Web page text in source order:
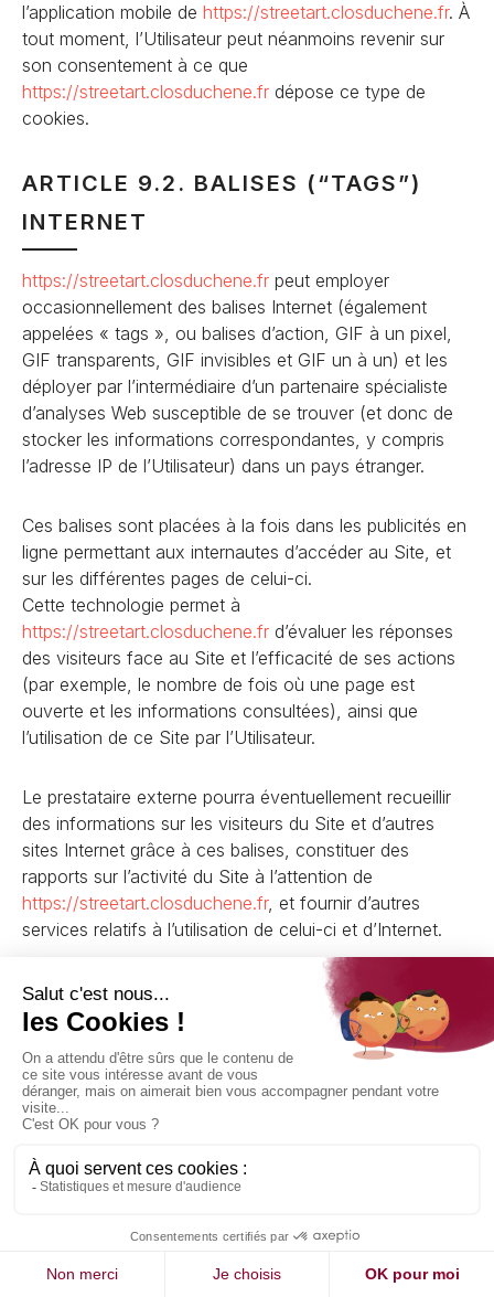
l’application mobile de https://streetart.closduchene.fr. À
tout moment, l’Utilisateur peut néanmoins revenir sur
son consentement à ce que
https://streetart.closduchene.fr dépose ce type de
cookies.
ARTICLE 9.2. BALISES (“TAGS”)
INTERNET
https://streetart.closduchene.fr peut employer
occasionnellement des balises Internet (également
appelées « tags », ou balises d’action, GIF à un pixel,
GIF transparents, GIF invisibles et GIF un à un) et les
déployer par l’intermédiaire d’un partenaire spécialiste
d’analyses Web susceptible de se trouver (et donc de
stocker les informations correspondantes, y compris
l’adresse IP de l’Utilisateur) dans un pays étranger.
Ces balises sont placées à la fois dans les publicités en
ligne permettant aux internautes d’accéder au Site, et
sur les différentes pages de celui-ci.
Cette technologie permet à
https://streetart.closduchene.fr d’évaluer les réponses
des visiteurs face au Site et l’efficacité de ses actions
(par exemple, le nombre de fois où une page est
ouverte et les informations consultées), ainsi que
l’utilisation de ce Site par l’Utilisateur.
Le prestataire externe pourra éventuellement recueillir
des informations sur les visiteurs du Site et d’autres
sites Internet grâce à ces balises, constituer des
rapports sur l’activité du Site à l’attention de
https://streetart.closduchene.fr, et fournir d’autres
services relatifs à l’utilisation de celui-ci et d’Internet.
10. Droit applicable et attribution
de juridiction.
Tout litige en relation avec l’utilisation du
sitehttps://streetart.closduchene.frest soumis au droit
français.
attribution exclusive de juridiction aux tribunaux